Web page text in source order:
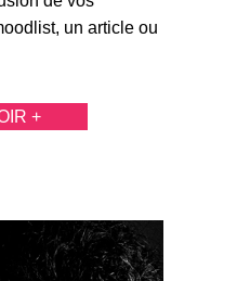
un article ou
+